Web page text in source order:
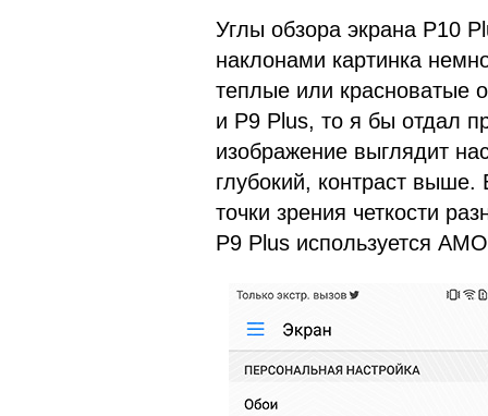
Углы обзора экрана P10
наклонами картинка
теплые или красноватые
и P9 Plus, то я бы отдал
изображение выглядит
глубокий, контраст
точки зрения четкости
P9 Plus используется